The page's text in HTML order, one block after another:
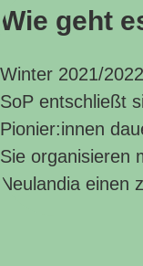
Wie geht
Winter 2021/
SoP entschließt
Pionier:innen
Sie organisieren
Neulandia einen